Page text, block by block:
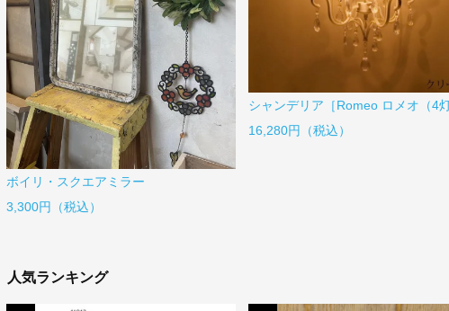
ボイリ・スクエアミラー
3,300円（税込）
シャンデリア［Romeo ロメオ（4灯
16,280円（税込）
人気ランキング